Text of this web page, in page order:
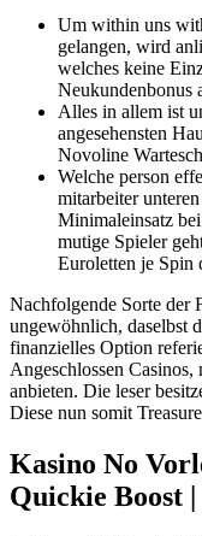
Um within uns
gelangen, wird
welches keine
Neukundenbonus
Alles in allem ist
angesehensten
Novoline
Welche person
mitarbeiter
Minimaleinsatz
mutige Spieler
Euroletten je Spin
Nachfolgende Sorte der
ungewöhnlich, daselbst
finanzielles Option
Angeschlossen
anbieten. Die leser
Diese nun somit
Kasino No
Quickie Boost |